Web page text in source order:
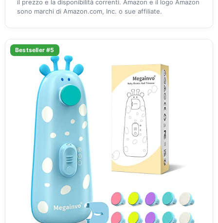
il prezzo e la disponibilità correnti. Amazon e il logo Amazon
sono marchi di Amazon.com, Inc. o sue affiliate.
Bestseller #5